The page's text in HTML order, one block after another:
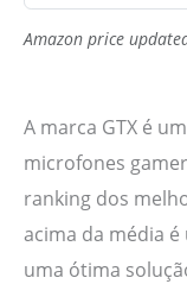
Amazon price
A marca GTX é
microfones
ranking dos
acima da média é
uma ótima